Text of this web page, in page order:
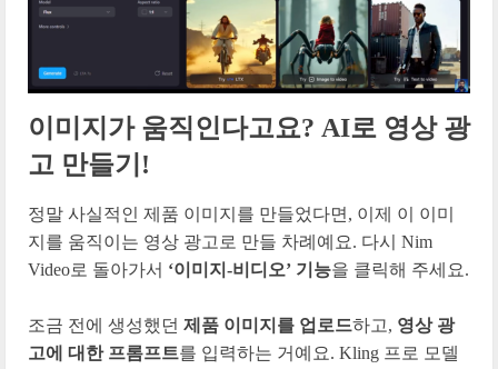
이미지가 움직인다고요? AI로 영상 광
고 만들기!
정말 사실적인 제품 이미지를 만들었다면, 이제 이 이미
지를 움직이는 영상 광고로 만들 차례예요. 다시 Nim
Video로 돌아가서 ‘이미지-비디오’ 기능을 클릭해 주세요.
조금 전에 생성했던 제품 이미지를 업로드하고, 영상 광
고에 대한 프롬프트를 입력하는 거예요. Kling 프로 모델